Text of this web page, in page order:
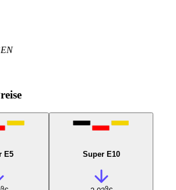
E5
9
Super E10
9